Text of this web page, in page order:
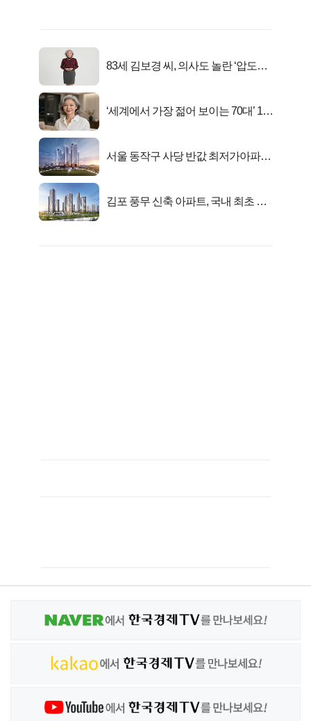
83세 김보경 씨, 의사도 놀란 ‘압도적
‘세계에서 가장 젊어 보이는 70대’ 1위
서울 동작구 사당 반값 최저가아파트
김포 풍무 신축 아파트, 국내 최초 반